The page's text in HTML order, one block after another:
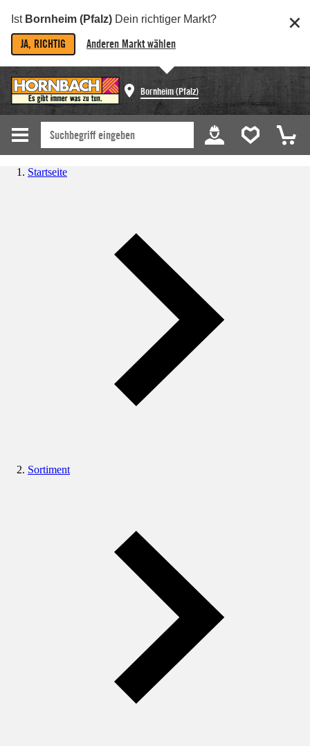
Ist Bornheim (Pfalz) Dein richtiger Markt?
JA, RICHTIG Anderen Markt wählen
Bornheim (Pfalz)
Startseite
Sortiment